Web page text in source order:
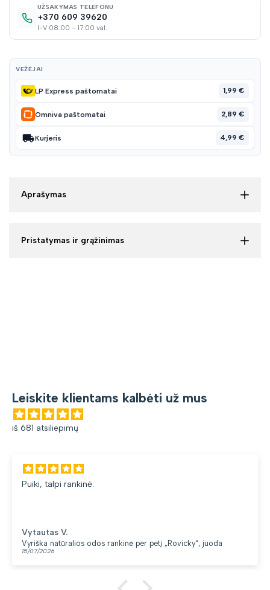
UŽSAKYMAS TELEFONU
+370 609 39620
I-V 08:00 – 17:00 val.
VEŽĖJAI
LP Express paštomatai 1,99 €
Omniva paštomatai 2,89 €
Kurjeris 4,99 €
Aprašymas
Pristatymas ir grąžinimas
Leiskite klientams kalbėti už mus
iš 681 atsiliepimų
Puiki, talpi rankinė.
Vytautas V.
Vyriška natūralios odos rankinė per petį „Rovicky“, juoda
15/07/2026